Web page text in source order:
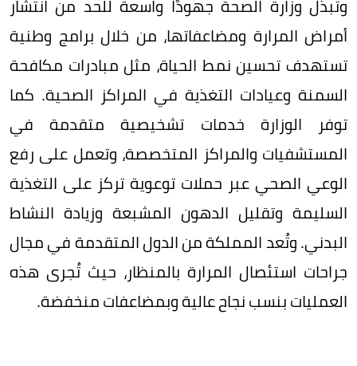
وتبذل وزارة الصحة جهودًا واسعة للحد من انتشار
أمراض المرارة ومضاعفاتها، من خلال برامج وطنية
تستهدف تحسين نمط الحياة، مثل مبادرات مكافحة
السمنة وعيادات التغذية في المراكز الصحية. كما
توفر الوزارة خدمات تشخيصية متقدمة في
المستشفيات والمراكز المتخصصة، وتعمل على رفع
الوعي الصحي عبر حملات توعوية تركز على التغذية
السليمة وتقليل الدهون المشبعة وزيادة النشاط
البدني. وتُعد المملكة من الدول المتقدمة في مجال
جراحات استئصال المرارة بالمنظار، حيث تُجرى هذه
العمليات بنسب نجاح عالية وبمضاعفات منخفضة.